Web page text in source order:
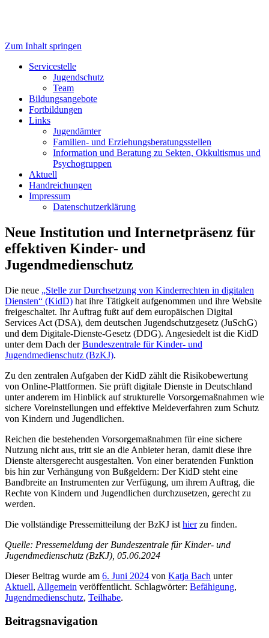
Servicestelle Kinder- und
Jugendschutz
Zum Inhalt springen
Servicestelle
Jugendschutz
Team
Bildungsangebote
Fortbildungen
Links
Jugendämter
Familien- und Erziehungsberatungsstellen
Information und Beratung zu Sekten, Okkultismus und
Psychogruppen
Aktuell
Handreichungen
Impressum
Datenschutzerklärung
Neue Institution und Internetpräsenz für
effektiven Kinder- und
Jugendmedienschutz
Die neue „Stelle zur Durchsetzung von Kinderrechten in digitalen
Diensten“ (KidD) hat ihre Tätigkeit aufgenommen und ihre Website
freigeschaltet. Ihr Auftrag fußt auf dem europäischen Digital
Services Act (DSA), dem deutschen Jugendschutzgesetz (JuSchG)
und dem Digitale-Dienste-Gesetz (DDG). Angesiedelt ist die KidD
unter dem Dach derBundeszentrale für Kinder- und
Jugendmedienschutz (BzKJ).
Zu den zentralen Aufgaben der KidD zählt die Risikobewertung
von Online-Plattformen. Sie prüft digitale Dienste in Deutschland
unter anderem im Hinblick auf strukturelle Vorsorgemaßnahmen wie
sichere Voreinstellungen und effektive Meldeverfahren zum Schutz
von Kindern und Jugendlichen.
Reichen die bestehenden Vorsorgemaßnahmen für eine sichere
Nutzung nicht aus, tritt sie an die Anbieter heran, damit diese ihre
Dienste altersgerecht ausgestalten. Von einer beratenden Funktion
bis hin zur Verhängung von Bußgeldern: Der KidD steht eine
Bandbreite an Instrumenten zur Verfügung, um ihrem Auftrag, die
Rechte von Kindern und Jugendlichen durchzusetzen, gerecht zu
werden.
Die vollständige Pressemitteilung der BzKJ ist hierzu finden.
Quelle: Pressemeldung der Bundeszentrale für Kinder- und
Jugendmedienschutz (BzKJ), 05.06.2024
Dieser Beitrag wurde am 6. Juni 2024 von Katja Bach unter
Aktuell, Allgemein veröffentlicht. Schlagwörter: Befähigung,
Jugendmedienschutz, Teilhabe.
Beitragsnavigation